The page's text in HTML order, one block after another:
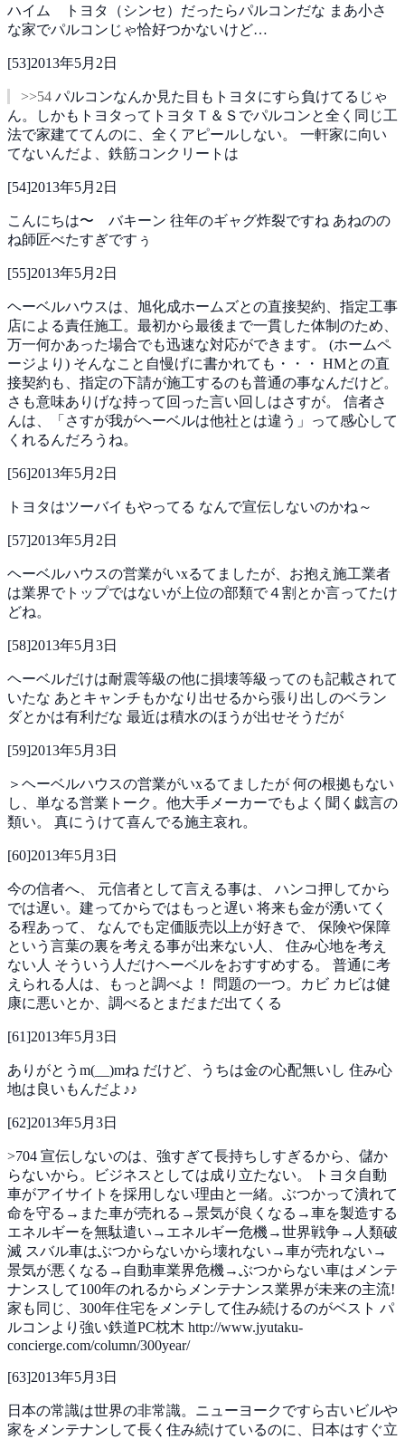
ハイム トヨタ（シンセ）だったらパルコンだな まあ小さ
な家でパルコンじゃ恰好つかないけど…
[53]2013年5月2日
>>54 パルコンなんか見た目もトヨタにすら負けてるじゃ
ん。しかもトヨタってトヨタＴ＆Ｓでパルコンと全く同じ工
法で家建ててんのに、全くアピールしない。 一軒家に向い
てないんだよ、鉄筋コンクリートは
[54]2013年5月2日
こんにちは〜 バキーン 往年のギャグ炸裂ですね あねのの
ね師匠べたすぎですぅ
[55]2013年5月2日
ヘーベルハウスは、旭化成ホームズとの直接契約、指定工事
店による責任施工。最初から最後まで一貫した体制のため、
万一何かあった場合でも迅速な対応ができます。 (ホームペ
ージより) そんなこと自慢げに書かれても・・・ HMとの直
接契約も、指定の下請が施工するのも普通の事なんだけど。
さも意味ありげな持って回った言い回しはさすが。 信者さ
んは、「さすが我がヘーベルは他社とは違う」って感心して
くれるんだろうね。
[56]2013年5月2日
トヨタはツーバイもやってる なんで宣伝しないのかね～
[57]2013年5月2日
ヘーベルハウスの営業がいxるてましたが、お抱え施工業者
は業界でトップではないが上位の部類で４割とか言ってたけ
どね。
[58]2013年5月3日
ヘーベルだけは耐震等級の他に損壊等級ってのも記載されて
いたな あとキャンチもかなり出せるから張り出しのベラン
ダとかは有利だな 最近は積水のほうが出せそうだが
[59]2013年5月3日
＞ヘーベルハウスの営業がいxるてましたが 何の根拠もない
し、単なる営業トーク。他大手メーカーでもよく聞く戯言の
類い。 真にうけて喜んでる施主哀れ。
[60]2013年5月3日
今の信者へ、 元信者として言える事は、 ハンコ押してから
では遅い。建ってからではもっと遅い 将来も金が湧いてく
る程あって、 なんでも定価販売以上が好きで、 保険や保障
という言葉の裏を考える事が出来ない人、 住み心地を考え
ない人 そういう人だけヘーベルをおすすめする。 普通に考
えられる人は、もっと調べよ！
問題の一つ。カビ カビは健
康に悪いとか、調べるとまだまだ出てくる
[61]2013年5月3日
ありがとうm(__)mね だけど、うちは金の心配無いし 住み心
地は良いもんだよ♪♪
[62]2013年5月3日
>704 宣伝しないのは、強すぎて長持ちしすぎるから、儲か
らないから。ビジネスとしては成り立たない。
トヨタ自動
車がアイサイトを採用しない理由と一緒。ぶつかって潰れて
命を守る→また車が売れる→景気が良くなる→車を製造する
エネルギーを無駄遣い→エネルギー危機→世界戦争→人類破
滅 スバル車はぶつからないから壊れない→車が売れない→
景気が悪くなる→自動車業界危機→ぶつからない車はメンテ
ナンスして100年のれるからメンテナンス業界が未来の主流!
家も同じ、300年住宅をメンテして住み続けるのがベスト パ
ルコンより強い鉄道PC枕木 http://www.jyutaku-
concierge.com/column/300year/
[63]2013年5月3日
日本の常識は世界の非常識。ニューヨークですら古いビルや
家をメンテナンして長く住み続けているのに、日本はすぐ立